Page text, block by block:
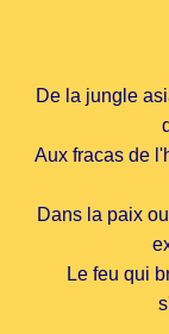
De la jungle
Aux fracas de
Dans la paix
Le feu qui